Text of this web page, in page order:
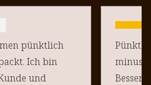
pünktlich
Ich bin
und
Pünktlich
minus